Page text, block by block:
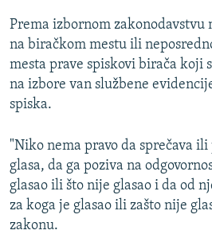
Prema izbornom zakonodavstvu
na biračkom mestu ili
mesta prave spiskovi birača koji
na izbore van službene
spiska.
"Niko nema pravo da sprečava
glasa, da ga poziva na
glasao ili što nije glasao i da od
za koga je glasao ili zašto nije
zakonu.